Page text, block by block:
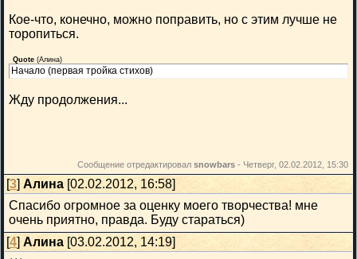
Кое-что, конечно, можно поправить, но с этим лучше не
торопиться.
Quote (Алина)
Начало (первая тройка стихов)
Жду продолжения...
Сообщение отредактировал snowbars - Четверг, 02.02.2012, 15:30
[3] Алина [02.02.2012, 16:58]
Спасибо огромное за оценку моего творчества! мне
очень приятно, правда. Буду стараться)
[4] Алина [03.02.2012, 14:19]